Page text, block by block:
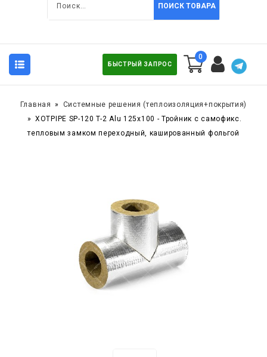
ПОИСК ТОВАРА
БЫСТРЫЙ ЗАПРОС
0
Главная
Системные решения (теплоизоляция+покрытия)
XOTPIPE SP-120 T-2 Alu 125x100 - Тройник c самофикс.
тепловым замком переходный, кашированный фольгой